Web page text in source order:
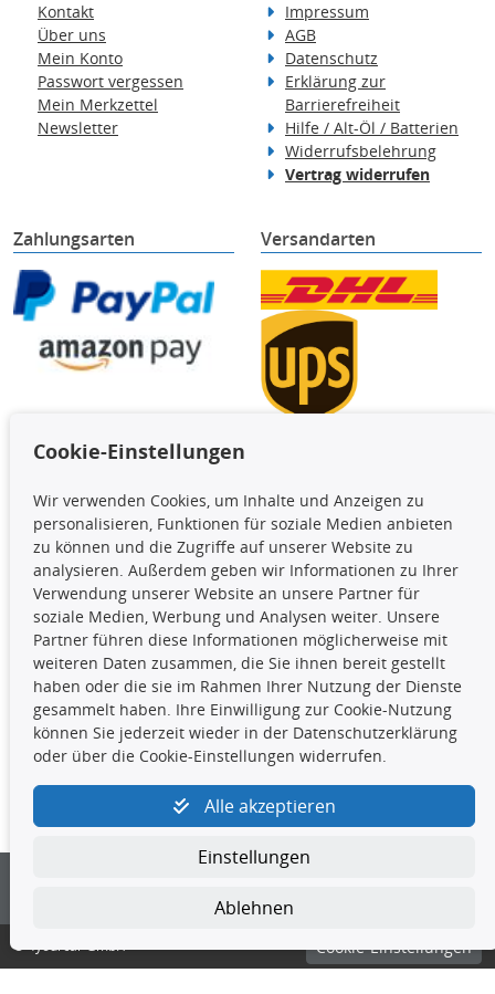
Kontakt
Über uns
Mein Konto
Passwort vergessen
Mein Merkzettel
Newsletter
Impressum
AGB
Datenschutz
Erklärung zur
Barrierefreiheit
Hilfe / Alt-Öl / Batterien
Widerrufsbelehrung
Vertrag widerrufen
Zahlungsarten Versandarten
Die hier angezeigten Daten,
insbesondere die gesamte Datenbank,
dürfen nicht kopiert werden. Es ist zu
unterlassen, die Daten oder die gesamte Datenbank ohne
vorherige Zustimmung TecDocs zu vervielfältigen, zu
verbreiten und/oder diese Handlungen durch Dritte ausführen
zu lassen. Ein Zuwiderhandeln stellt eine
Urheberrechtsverletzung dar und wird verfolgt.
Kontakt
4yourcar GmbH | Avidesweg 1 | 27386 Hemsbünde |
kundenservice@4yourcar.de
© 4yourcar GmbH Cookie-Einstellungen
Cookie-Einstellungen
Wir verwenden Cookies, um Inhalte und Anzeigen zu
personalisieren, Funktionen für soziale Medien anbieten
zu können und die Zugriffe auf unserer Website zu
analysieren. Außerdem geben wir Informationen zu Ihrer
Verwendung unserer Website an unsere Partner für
soziale Medien, Werbung und Analysen weiter. Unsere
Partner führen diese Informationen möglicherweise mit
weiteren Daten zusammen, die Sie ihnen bereit gestellt
haben oder die sie im Rahmen Ihrer Nutzung der Dienste
gesammelt haben. Ihre Einwilligung zur Cookie-Nutzung
können Sie jederzeit wieder in der Datenschutzerklärung
oder über die Cookie-Einstellungen widerrufen.
Alle akzeptieren
Einstellungen
Ablehnen